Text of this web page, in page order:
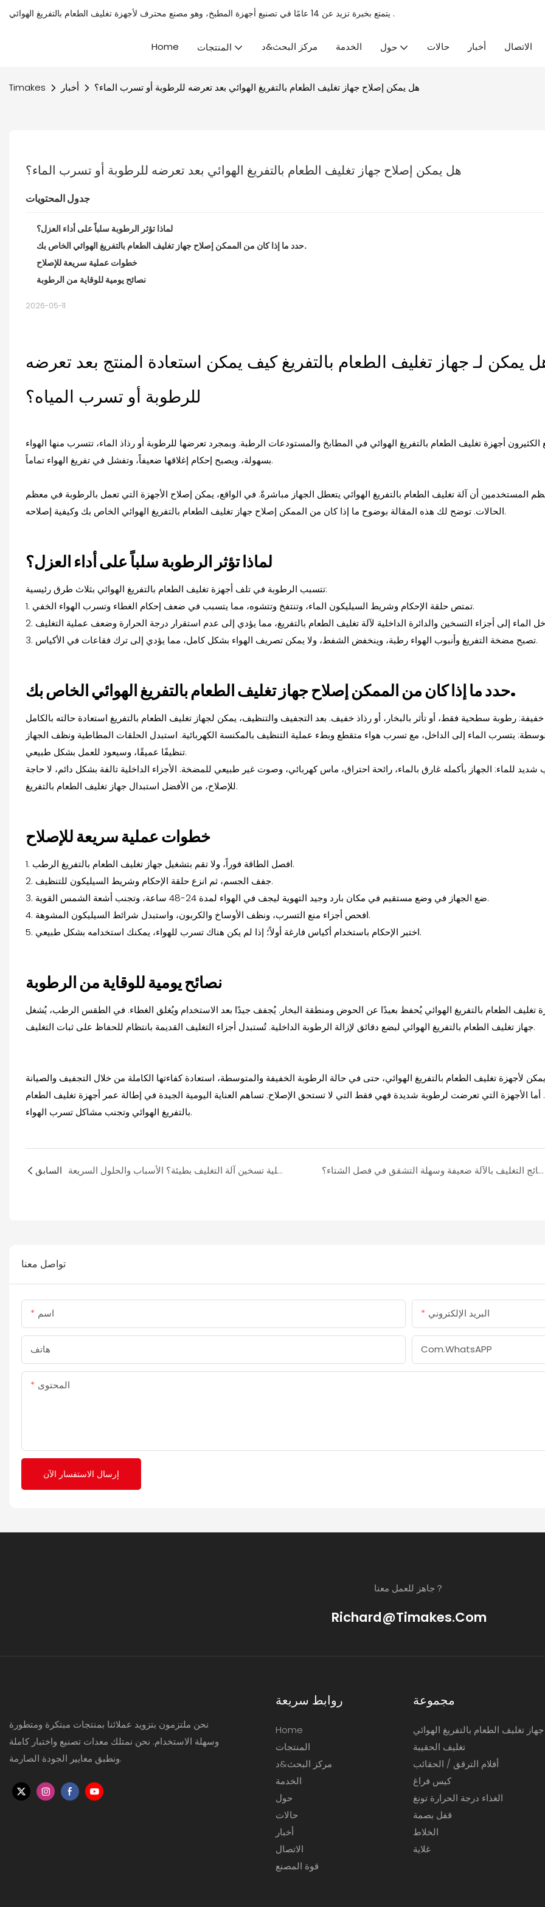
يتمتع بخبرة تزيد عن 14 عامًا في تصنيع أجهزة المطبخ، وهو مصنع محترف لأجهزة تغليف الطعام بالتفريغ الهوائي .
Home المنتجات مركز البحث&د الخدمة حول حالات أخبار الاتصال
Timakes أخبار هل يمكن إصلاح جهاز تغليف الطعام بالتفريغ الهوائي بعد تعرضه للرطوبة أو تسرب الماء؟
هل يمكن إصلاح جهاز تغليف الطعام بالتفريغ الهوائي بعد تعرضه للرطوبة أو تسرب الماء؟
جدول المحتويات
لماذا تؤثر الرطوبة سلباً على أداء العزل؟
حدد ما إذا كان من الممكن إصلاح جهاز تغليف الطعام بالتفريغ الهوائي الخاص بك.
خطوات عملية سريعة للإصلاح
نصائح يومية للوقاية من الرطوبة
2026-05-11
يمكن لـجهاز تغليف الطعام بالتفريغكيف يمكن استعادة المنتج بعد تعرضه
للرطوبة أو تسرب المياه؟
الكثيرون أجهزة تغليف الطعام بالتفريغ الهوائي في المطابخ والمستودعات الرطبة. وبمجرد تعرضها للرطوبة أو رذاذ الماء، تتسرب منها الهواء
بسهولة، ويصبح إحكام إغلاقها ضعيفاً، وتفشل في تفريغ الهواء تماماً.
المستخدمين أنآلة تغليف الطعام بالتفريغ الهوائي يتعطل الجهاز مباشرةً. في الواقع، يمكن إصلاح الأجهزة التي تعمل بالرطوبة في معظم
الحالات. توضح لك هذه المقالة بوضوح ما إذا كان من الممكن إصلاح جهاز تغليف الطعام بالتفريغ الهوائي الخاص بك وكيفية إصلاحه.
لماذا تؤثر الرطوبة سلباً على أداء العزل؟
تتسبب الرطوبة في تلف أجهزة تغليف الطعام بالتفريغ الهوائي بثلاث طرق رئيسية:
1. تمتص حلقة الإحكام وشريط السيليكون الماء، وتنتفخ وتتشوه، مما يتسبب في ضعف إحكام الغطاء وتسرب الهواء الخفي.
3. تصبح مضخة التفريغ وأنبوب الهواء رطبة، وينخفض ​​الشفط، ولا يمكن تصريف الهواء بشكل كامل، مما يؤدي إلى ترك فقاعات في الأكياس.
حدد ما إذا كان من الممكن إصلاح جهاز تغليف الطعام بالتفريغ الهوائي الخاص بك.
يتسرب الماء إلى الداخل، مع تسرب هواء متقطع وبطء عملية التنظيف بالمكنسة الكهربائية. استبدل الحلقات المطاطية ونظف الجهاز
تنظيفًا عميقًا، وسيعود للعمل بشكل طبيعي.
للماء: الجهاز بأكمله غارق بالماء، رائحة احتراق، ماس كهربائي، وصوت غير طبيعي للمضخة. الأجزاء الداخلية تالفة بشكل دائم، لا حاجة
للإصلاح، من الأفضل استبدال جهاز تغليف الطعام بالتفريغ.
خطوات عملية سريعة للإصلاح
1. افصل الطاقة فوراً، ولا تقم بتشغيل جهاز تغليف الطعام بالتفريغ الرطب.
2. جفف الجسم، ثم انزع حلقة الإحكام وشريط السيليكون للتنظيف.
3. ضع الجهاز في وضع مستقيم في مكان بارد وجيد التهوية ليجف في الهواء لمدة 24-48 ساعة، وتجنب أشعة الشمس القوية.
4. افحص أجزاء منع التسرب، ونظف الأوساخ والكربون، واستبدل شرائط السيليكون المشوهة.
5. اختبر الإحكام باستخدام أكياس فارغة أولاً؛ إذا لم يكن هناك تسرب للهواء، يمكنك استخدامه بشكل طبيعي.
نصائح يومية للوقاية من الرطوبة
تغليف الطعام بالتفريغ الهوائي يُحفظ بعيدًا عن الحوض ومنطقة البخار. يُجفف جيدًا بعد الاستخدام ويُغلق الغطاء. في الطقس الرطب، يُشغل
جهاز تغليف الطعام بالتفريغ الهوائي لبضع دقائق لإزالة الرطوبة الداخلية. تُستبدل أجزاء التغليف القديمة بانتظام للحفاظ على ثبات التغليف.
يمكن لأجهزة تغليف الطعام بالتفريغ الهوائي، حتى في حالة الرطوبة الخفيفة والمتوسطة، استعادة كفاءتها الكاملة من خلال التجفيف والصيانة
الأجهزة التي تعرضت لرطوبة شديدة فهي فقط التي لا تستحق الإصلاح. تساهم العناية اليومية الجيدة في إطالة عمر أجهزة تغليف الطعام
بالتفريغ الهوائي وتجنب مشاكل تسرب الهواء.
السابق هل عملية تسخين آلة التغليف بطيئة؟ الأسباب والحلول السريعة لماذا تكون نتائج التغليف بالآلة ضعيفة وسهلة التشقق في فصل الشتاء؟
تواصل معنا
اسم البريد الإلكتروني
هاتف Com.whatsAPP
المحتوى
إرسال الاستفسار الآن
جاهز للعمل معنا？
Richard@timakes.com
نحن ملتزمون بتزويد عملائنا بمنتجات مبتكرة ومتطورة
وسهلة الاستخدام. نحن نمتلك معدات تصنيع واختبار كاملة
ونطبق معايير الجودة الصارمة.
روابط سريعة
Home
المنتجات
مركز البحث&د
الخدمة
حول
حالات
أخبار
الاتصال
قوة المصنع
مجموعة
جهاز تغليف الطعام بالتفريغ الهوائي
تغليف الحقيبة
أفلام الترقق / الحقائب
كيس فراغ
الغذاء درجة الحرارة تونغ
قفل بصمة
الخلاط
غلاية